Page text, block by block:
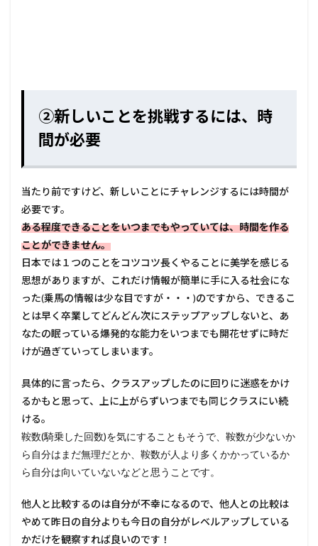
②新しいことを挑戦するには、時
間が必要
当たり前ですけど、新しいことにチャレンジするには時間が
必要です。
ある程度できることをいつまでもやっていては、時間を作る
ことができません。
日本では１つのことをコツコツ長くやることに美学を感じる
思想がありますが、これだけ情報が簡単に手に入る社会にな
った(乗馬の情報は少な目ですが・・・)のですから、できるこ
とは早く卒業してどんどん次にステップアップしないと、あ
なたの眠っている爆発的な能力をいつまでも開花せずに時だ
けが過ぎていってしまいます。
具体的に言ったら、クラスアップしたのに回りに迷惑をかけ
るかもと思って、上に上がらずいつまでも同じクラスにい続
ける。
鞍数(騎乗した回数)を気にすることもそうで、鞍数が少ないか
ら自分はまだ無理だとか、鞍数が人より多くかかっているか
ら自分は向いていないなどと思うことです。
他人と比較するのは自分が不幸になるので、他人との比較は
やめて昨日の自分よりも今日の自分がレベルアップしている
かだけを観察すれば良いのです！